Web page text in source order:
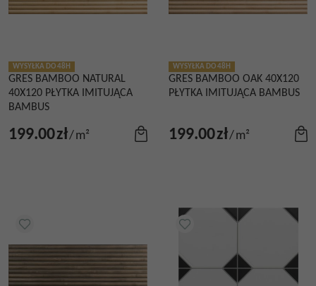
WYSYŁKA DO 48H
GRES BAMBOO NATURAL
40X120 PŁYTKA IMITUJĄCA
BAMBUS
199.00zł/m²
WYSYŁKA DO 48H
GRES BAMBOO OAK 40X120
PŁYTKA IMITUJĄCA BAMBUS
199.00zł/m²